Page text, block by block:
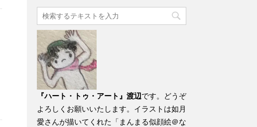
『ハート・トゥ・アート』渡辺です。どうぞ
よろしくお願いいたします。イラストは如月
愛さんが描いてくれた「まんまる似顔絵＠な